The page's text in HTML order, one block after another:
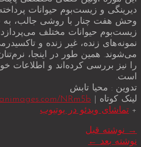
دیرینگی و زیست‌بوم حیوانات
وحش هفت چنار با روشی جالب،
زیست‌بوم حیوانات مختلف
نمونه‌های زنده، غیر زنده و
می‌شوند. همین طور در اینجا،
را نیز بررسی کرده‌اند و اطلاعات
است.
تدوین : محیا تابش
لینک کوتاه | NRm5b
+ تماشای ویدئو در یوتیوب
→ نوشته قبل
نوشته بعد ←